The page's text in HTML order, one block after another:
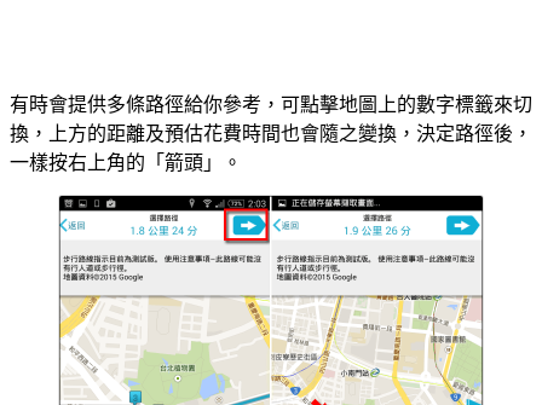
有時會提供多條路徑給你參考，可點擊地圖上的數字標籤來切
換，上方的距離及預估花費時間也會隨之變換，決定路徑後，
一樣按右上角的「箭頭」。